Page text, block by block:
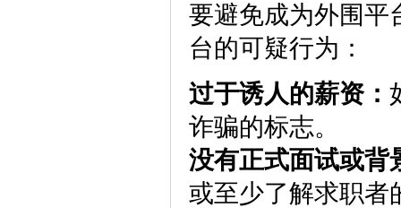
要避免成为外围平
台的可疑行为：
过于诱人的薪资：
诈骗的标志。
没有正式面试或背
或至少了解求职者